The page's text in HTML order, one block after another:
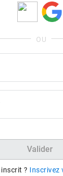
Valider
? Inscrivez